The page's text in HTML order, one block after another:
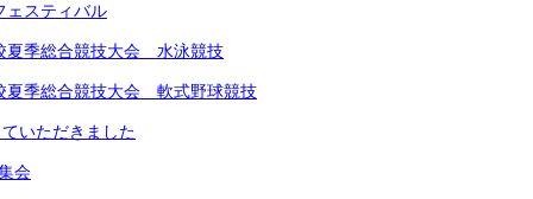
ェスティバル
夏季総合競技大会 水泳競技
夏季総合競技大会 軟式野球競技
いただきました
会